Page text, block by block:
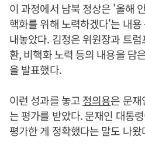
이 과정에서 남북 정상은 '올해
핵화를 위해 노력하겠다'는 내용
내놓았다. 김정은 위원장과 트
환, 비핵화 노력 등의 내용을 담
을 발표했다.
이런 성과를 놓고정의용은 문재
는 평가를 받았다. 문재인 대통
평가한 게 정확했다는 말도 나왔